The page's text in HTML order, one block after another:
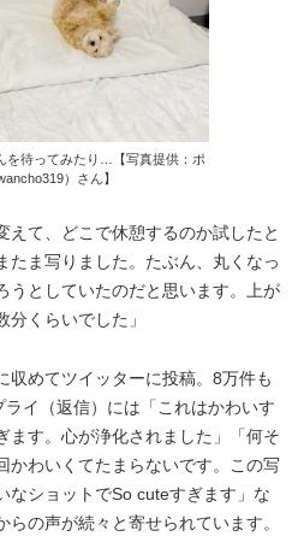
を待ってみたり…【写真提供：ポ
）さん】
えて、どこで休憩するのか試したと
たま写りました。たぶん、丸くなっ
うとしていたのだと思います。上が
くらいでした」
めてツイッターに投稿。8万件も
ライ（返信）には「これはかわいす
ます。心が浄化されました」「何そ
かわいくてたまらないです。この写
なショットでSo cuteすぎます」な
の声が続々と寄せられています。